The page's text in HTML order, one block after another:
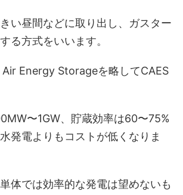
い昼間などに取り出し、ガスター
る方式をいいます。
Energy Storageを略してCAES
〜1GW、貯蔵効率は60〜75%
発電よりもコストが低くなりま
体では効率的な発電は望めないも